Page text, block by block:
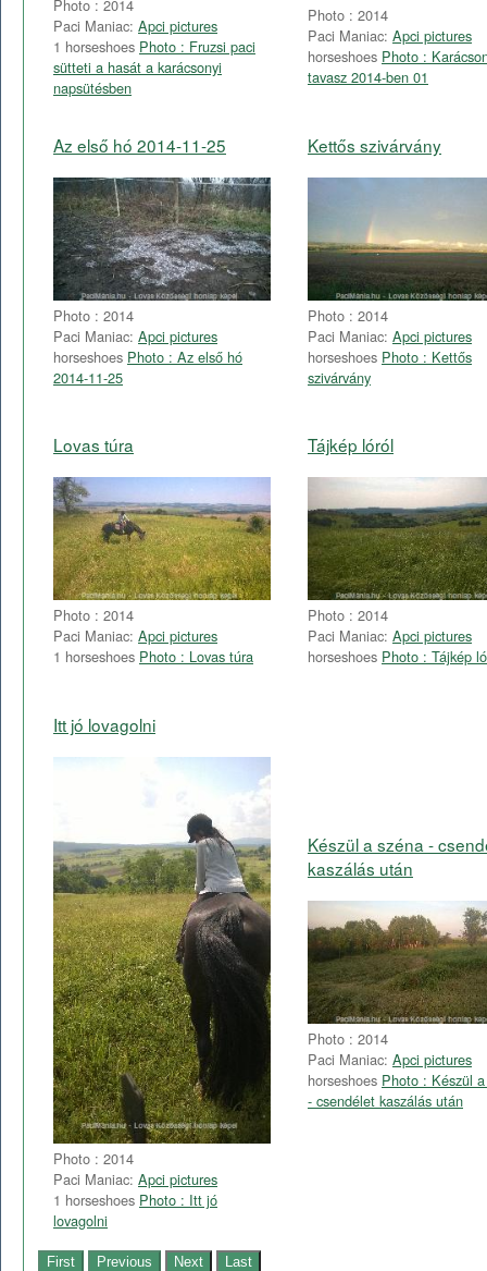
Photo : 2014
Paci Maniac: Apci pictures
1 horseshoes Photo : Fruzsi paci
sütteti a hasát a karácsonyi
napsütésben
Photo : 2014
Paci Maniac: Apci pictures
horseshoes Photo :
tavasz 2014-ben 01
Az első hó 2014-11-25
Photo : 2014
Paci Maniac: Apci pictures
horseshoes Photo : Az első hó
2014-11-25
Kettős szivárvány
Photo : 2014
Paci Maniac: Apci pictures
horseshoes Photo : Kettős
szivárvány
Lovas túra
Photo : 2014
Paci Maniac: Apci pictures
1 horseshoes Photo : Lovas túra
Tájkép lóról
Photo : 2014
Paci Maniac: Apci pictures
horseshoes Photo : Tájkép
Itt jó lovagolni
Photo : 2014
Paci Maniac: Apci pictures
1 horseshoes Photo : Itt jó
lovagolni
Készül a széna -
kaszálás után
Photo : 2014
Paci Maniac: Apci pictures
horseshoes Photo : Készül
- csendélet kaszálás után